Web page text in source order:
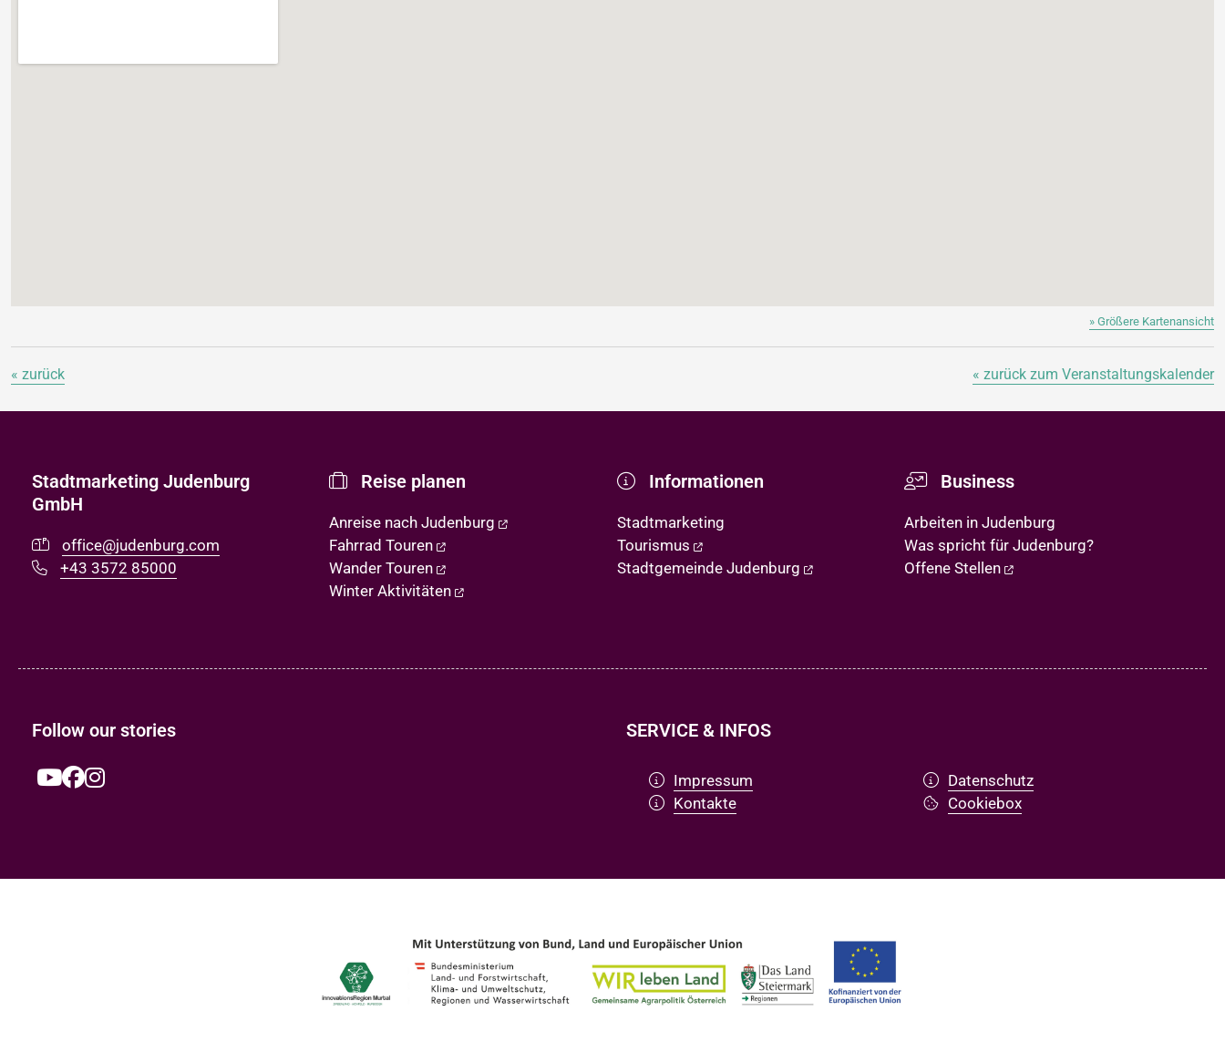
» Größere Kartenansicht
« zurück « zurück zum Veranstaltungskalender
Stadtmarketing Judenburg
GmbH
office@judenburg.com
+43 3572 85000
Reise planen
Anreise nach Judenburg
Fahrrad Touren
Wander Touren
Winter Aktivitäten
Informationen
Stadtmarketing
Tourismus
Stadtgemeinde Judenburg
Business
Arbeiten in Judenburg
Was spricht für Judenburg?
Offene Stellen
Follow our stories SERVICE & INFOS
Impressum
Kontakte
Datenschutz
Cookiebox